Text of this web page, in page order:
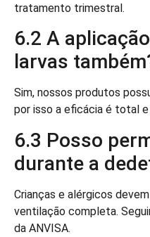
tratamento trimestral.
6.2 A
larvas
Sim, nossos produtos
por isso a eficácia é total e
6.3 Posso
durante a
Crianças e alérgicos
ventilação completa.
da ANVISA.